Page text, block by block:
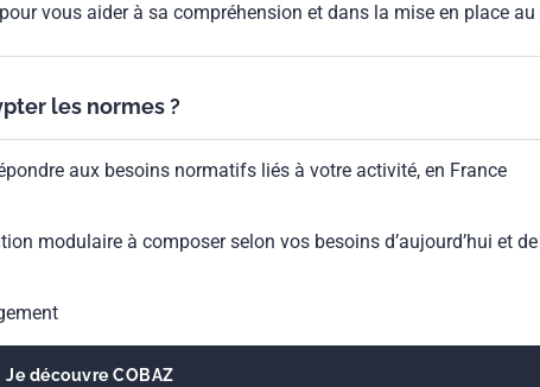
vous aider à sa compréhension et dans la mise en place au
les normes ?
aux besoins normatifs liés à votre activité, en France
modulaire à composer selon vos besoins d’aujourd’hui et de
Je découvre COBAZ